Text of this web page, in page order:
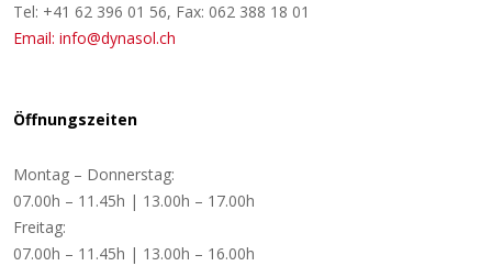
Tel: +41 62 396 01 56, Fax: 062 388 18 01
Email: info@dynasol.ch
Öffnungszeiten
Montag – Donnerstag:
07.00h – 11.45h | 13.00h – 17.00h
Freitag:
07.00h – 11.45h | 13.00h – 16.00h